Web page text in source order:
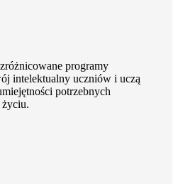
programy
intelektualny uczniów i uczą
potrzebnych